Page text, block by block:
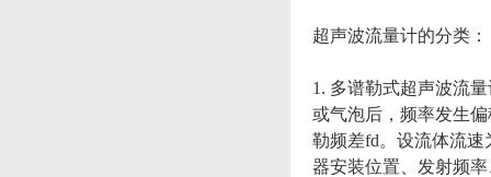
超声波流量计的分类：
1. 多谱勒式超声波流
或气泡后，频率发生
勒频差fd。设流体流
器安装位置、发射频